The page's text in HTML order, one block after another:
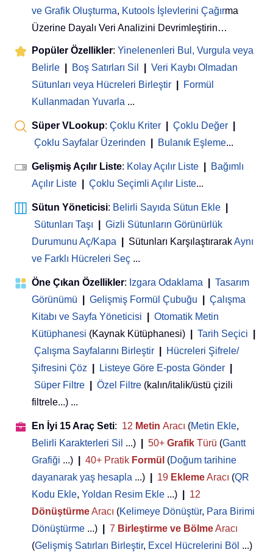
ve Grafik Oluşturma, Kutools İşlevlerini Çağırma
Üzerine Dayalı Veri Analizini Devrimleştirin…
Popüler Özellikler: Yinelenenleri Bul, Vurgula veya
Belirle
Boş Satırları Sil
Veri Kaybı Olmadan
Sütunları veya Hücreleri Birleştir
Formül
Kullanmadan Yuvarla ...
Süper VLookup: Çoklu Kriter Çoklu Değer
Çoklu Sayfalar Üzerinden
Bulanık Eşleme...
Gelişmiş Açılır Liste: Kolay Açılır Liste
Bağımlı
Açılır Liste
Çoklu Seçimli Açılır Liste...
Sütun Yöneticisi: Belirli Sayıda Sütun Ekle
Sütunları Taşı
Gizli Sütunların Görünürlük
Durumunu Aç/Kapa
Sütunları KarşılaştırarakAynı
ve Farklı Hücreleri Seç ...
Öne Çıkan Özellikler: Izgara Odaklama
Tasarım
Görünümü
Gelişmiş Formül Çubuğu
Çalışma
Kitabı ve Sayfa Yöneticisi
Otomatik Metin
Kütüphanesi (Kaynak Kütüphanesi) Tarih Seçici
Çalışma Sayfalarını Birleştir
Hücreleri Şifrele/
Şifresini Çöz
Listeye Göre E-posta Gönder
Süper Filtre
Özel Filtre (kalın/italik/üstü çizili
filtrele...) ...
En İyi 15 Araç Seti: 12 Metin Aracı (Metin Ekle,
Belirli Karakterleri Sil ...) 50+ Grafik Türü (Gantt
Grafiği ...) 40+ Pratik Formül (Doğum tarihine
dayanarak yaş hesapla ...) 19 EklemeAracı (QR
Kodu Ekle, Yoldan Resim Ekle ...)
12
DönüştürmeAracı (Kelimeye Dönüştür, Para Birimi
Dönüştürme ...) 7 Birleştirme ve BölmeAracı
(Gelişmiş Satırları Birleştir, Excel Hücrelerini Böl ...)